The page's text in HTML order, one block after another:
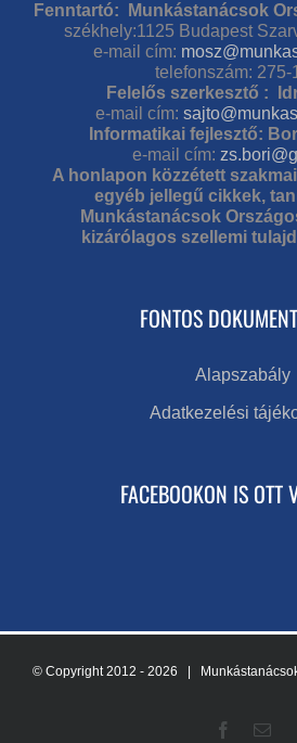
Fenntartó: Munkástanácsok
székhely:1125 Budapest
e-mail cím:
telefonszám: 275-
Felelős szerkesztő :
e-mail cím:
Informatikai fejlesztő:
e-mail cím:
A honlapon közzétett
egyéb jellegű cikkek,
Munkástanácsok
kizárólagos szellemi
FONTOS
Alapszabály
Adatkezelési
FACEBOOKON IS OTT
© Copyright 2012 - 2026 |
Facebook